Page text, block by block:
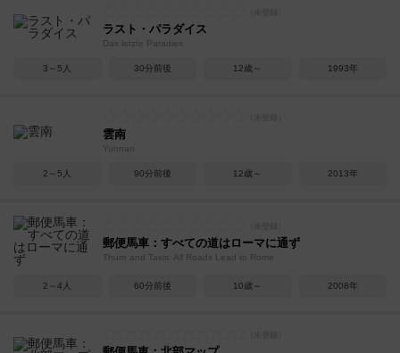
ラスト・パラダイス
Das letzte Paradies
3～5人 30分前後 12歳～ 1993年
雲南
Yunnan
2～5人 90分前後 12歳～ 2013年
郵便馬車：すべての道はローマに通ず
Thurn and Taxis: All Roads Lead to Rome
2～4人 60分前後 10歳～ 2008年